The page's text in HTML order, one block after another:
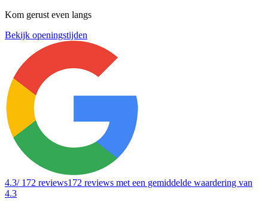
Kom gerust even langs
Bekijk openingstijden
4.3/ 172 reviews172 reviews met een gemiddelde waardering van
4.3